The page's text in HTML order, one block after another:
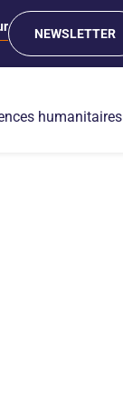
NEWSLETTER
humanitaires